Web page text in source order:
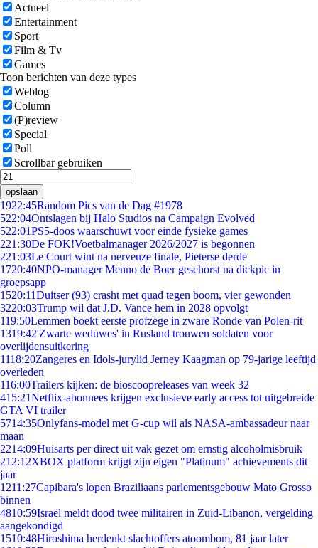
Actueel
Entertainment
Sport
Film & Tv
Games
Toon berichten van deze types
Weblog
Column
(P)review
Special
Poll
Scrollbar gebruiken
opslaan
1922:45Random Pics van de Dag #1978
522:04Ontslagen bij Halo Studios na Campaign Evolved
522:01PS5-doos waarschuwt voor einde fysieke games
221:30De FOK!Voetbalmanager 2026/2027 is begonnen
221:03Le Court wint na nerveuze finale, Pieterse derde
1720:40NPO-manager Menno de Boer geschorst na dickpic in
groepsapp
1520:11Duitser (93) crasht met quad tegen boom, vier gewonden
3220:03Trump wil dat J.D. Vance hem in 2028 opvolgt
119:50Lemmen boekt eerste profzege in zware Ronde van Polen-rit
1319:42'Zwarte weduwes' in Rusland trouwen soldaten voor
overlijdensuitkering
1118:20Zangeres en Idols-jurylid Jerney Kaagman op 79-jarige leeftijd
overleden
116:00Trailers kijken: de bioscoopreleases van week 32
415:21Netflix-abonnees krijgen exclusieve early access tot uitgebreide
GTA VI trailer
5714:35Onlyfans-model met G-cup wil als NASA-ambassadeur naar
maan
2214:09Huisarts per direct uit vak gezet om ernstig alcoholmisbruik
212:12XBOX platform krijgt zijn eigen "Platinum" achievements dit
jaar
1211:27Capibara's lopen Braziliaans parlementsgebouw Mato Grosso
binnen
4810:59Israël meldt dood twee militairen in Zuid-Libanon, vergelding
aangekondigd
1510:48Hiroshima herdenkt slachtoffers atoombom, 81 jaar later